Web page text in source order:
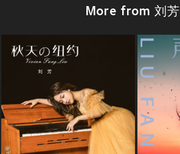
More from 刘芳